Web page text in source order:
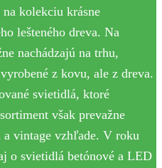
kolekciu krásne
lešteného dreva. Na
nachádzajú na trhu,
z kovu, ale z dreva.
svietidlá, ktoré
však prevažne
vintage vzhľade. V roku
o svietidlá betónové a LED